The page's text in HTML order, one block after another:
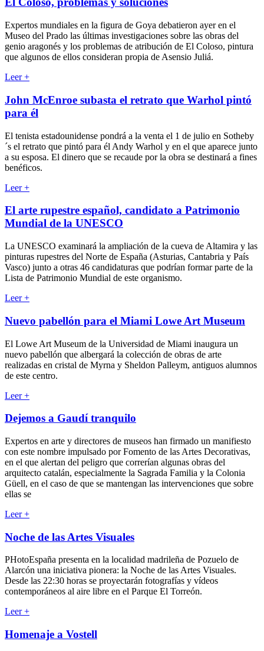
Expertos mundiales en la figura de Goya debatieron ayer en el
Museo del Prado las últimas investigaciones sobre las obras del
genio aragonés y los problemas de atribución de El Coloso, pintura
que algunos de ellos consideran propia de Asensio Juliá.
Leer+
John McEnroe subasta el retrato que Warhol pintó
para él
El tenista estadounidense pondrá a la venta el 1 de julio en Sotheby
´s el retrato que pintó para él Andy Warhol y en el que aparece junto
a su esposa. El dinero que se recaude por la obra se destinará a fines
benéficos.
Leer+
El arte rupestre español, candidato a Patrimonio
Mundial de la UNESCO
La UNESCO examinará la ampliación de la cueva de Altamira y las
pinturas rupestres del Norte de España (Asturias, Cantabria y País
Vasco) junto a otras 46 candidaturas que podrían formar parte de la
Lista de Patrimonio Mundial de este organismo.
Leer+
Nuevo pabellón para el Miami Lowe Art Museum
El Lowe Art Museum de la Universidad de Miami inaugura un
nuevo pabellón que albergará la colección de obras de arte
realizadas en cristal de Myrna y Sheldon Palleym, antiguos alumnos
de este centro.
Leer+
Dejemos a Gaudí tranquilo
Expertos en arte y directores de museos han firmado un manifiesto
con este nombre impulsado por Fomento de las Artes Decorativas,
en el que alertan del peligro que correrían algunas obras del
arquitecto catalán, especialmente la Sagrada Familia y la Colonia
Güell, en el caso de que se mantengan las intervenciones que sobre
ellas se
Leer+
Noche de las Artes Visuales
PHotoEspaña presenta en la localidad madrileña de Pozuelo de
Alarcón una iniciativa pionera: la Noche de las Artes Visuales.
Desde las 22:30 horas se proyectarán fotografías y vídeos
contemporáneos al aire libre en el Parque El Torreón.
Leer+
Homenaje a Vostell